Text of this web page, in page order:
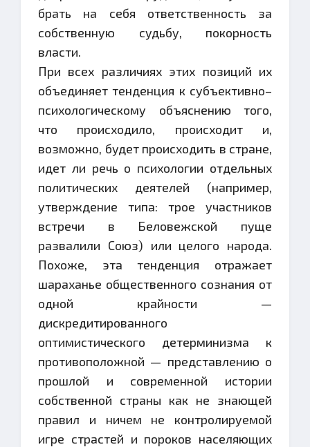
брать на себя ответственность за
собственную судьбу, покорность
власти.
При всех различиях этих позиций их
объединяет тенденция к субъективно–
психологическому объяснению того,
что происходило, происходит и,
возможно, будет происходить в стране,
идет ли речь о психологии отдельных
политических деятелей (например,
утверждение типа: трое участников
встречи в Беловежской пуще
развалили Союз) или целого народа.
Похоже, эта тенденция отражает
шараханье общественного сознания от
одной крайности —
дискредитированного
оптимистического детерминизма к
противоположной — представлению о
прошлой и современной истории
собственной страны как не знающей
правил и ничем не контролируемой
игре страстей и пороков населяющих